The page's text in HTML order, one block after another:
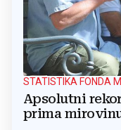
STATISTIKA FONDA
Apsolutni
prima